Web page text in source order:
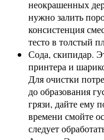
неокрашенных
нужно залить
консистенция
тесто в толстый
Сода, скипидар.
принтера и
Для очистки
до образования
грязи, дайте ему
времени смойте
следует